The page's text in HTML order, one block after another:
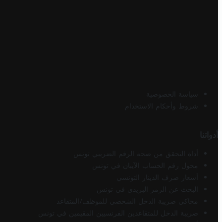
سياسة الخصوصية
شروط وأحكام الاستخدام
أدواتنا
أداة التحقق من صحة الرقم الضريبي تونس
محول رقم الحساب الآيبان في تونس
أسعار صرف الدينار التونسي
البحث عن الرمز البريدي في تونس
محاكي ضريبة الدخل الشخصي للموظف/المتقاعد
ضريبة الدخل للمتقاعدين الفرنسيين المقيمين في تونس